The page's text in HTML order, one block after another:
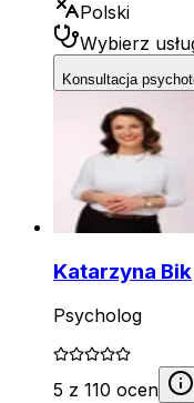
Polski
Wybierz
Konsultacja
Katarzyna Bik
Psycholog
5 z 110 ocen